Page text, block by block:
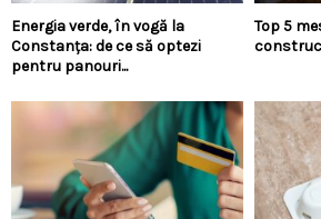
Energia verde, în vogă la
Constanța: de ce să optezi
pentru panouri...
Top 5